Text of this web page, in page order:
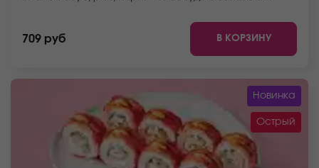
стоимость заказа. *Внешний вид блюда может
отличаться от фото на сайте.
709 руб В КОРЗИНУ
Новинка
Острый